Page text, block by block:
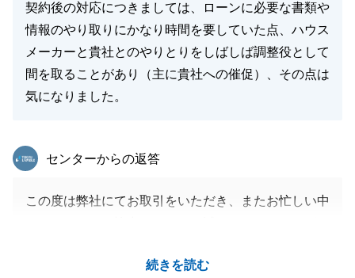
契約後の対応につきましては、ローンに必要な書類や
情報のやり取りにかなり時間を要していた点、ハウス
メーカーと貴社とのやりとりをしばしば調整役として
間を取ることがあり（主に貴社への催促）、その点は
気になりました。
続きを読む
東急リバブル
センターからの返答
この度は弊社にてお取引をいただき、またお忙しい中
ご指摘いただきました件、M様には色々とご不便とお